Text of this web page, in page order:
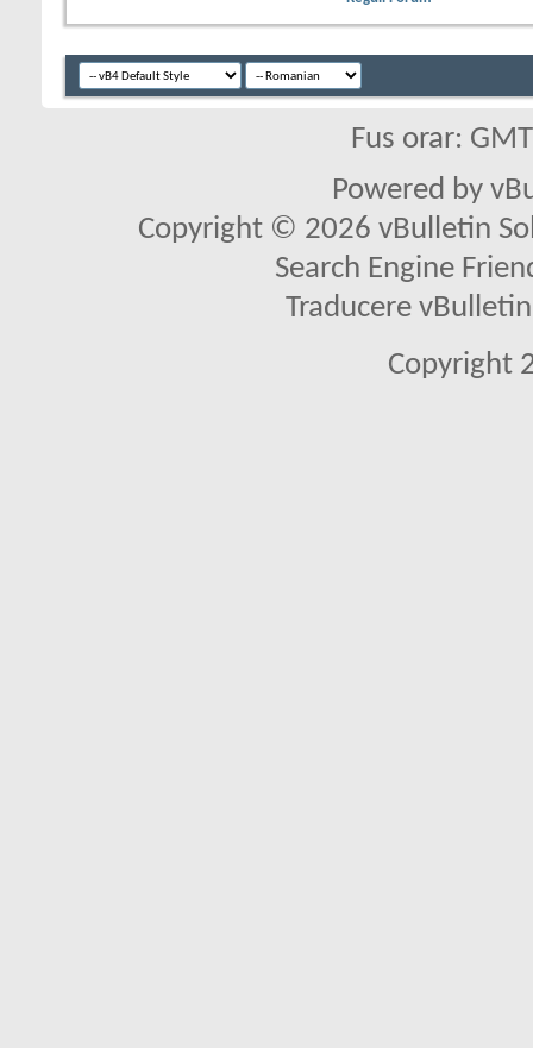
Fus orar:
Powered by
Copyright © 2026 vBulletin
Search Engine
Traducere
Copyright